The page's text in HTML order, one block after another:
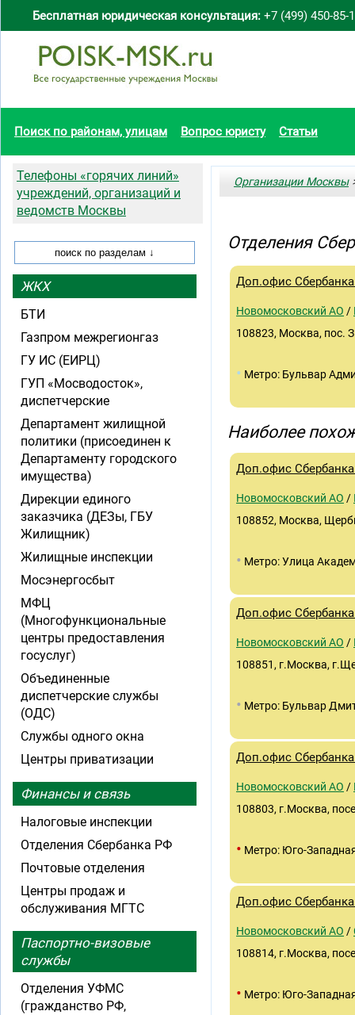
Бесплатная юридическая консультация: +7 (499) 450-85-
Поиск по районам, улицам Вопрос юристу Статьи
Организации Москвы
Отделения
Доп.офис
Новомосковский АО /
108823, Москва, пос.
• Метро: Бульвар
Наиболее
Доп.офис
Новомосковский АО /
108852, Москва,
• Метро: Улица
Доп.офис
Новомосковский АО /
108851, г.Москва,
• Метро: Бульвар
Доп.офис
Новомосковский АО /
108803, г.Москва,
• Метро: Юго-
Доп.офис
Новомосковский АО /
108814, г.Москва,
• Метро: Юго-
Телефоны «горячих линий»
учреждений, организаций и
ведомств Москвы
ЖКХ
БТИ
Газпром межрегионгаз
ГУ ИС (ЕИРЦ)
ГУП «Мосводосток»,
диспетчерские
Департамент жилищной
политики (присоединен к
Департаменту городского
имущества)
Дирекции единого
заказчика (ДЕЗы, ГБУ
Жилищник)
Жилищные инспекции
Мосэнергосбыт
МФЦ
(Многофункциональные
центры предоставления
госуслуг)
Объединенные
диспетчерские службы
(ОДС)
Службы одного окна
Центры приватизации
Финансы и связь
Налоговые инспекции
Отделения Сбербанка РФ
Почтовые отделения
Центры продаж и
обслуживания МГТС
Паспортно-визовые
службы
Отделения УФМС
(гражданство РФ,